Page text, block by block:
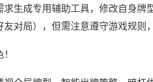
生成专用辅助工具，修改自身牌
对局），但需注意遵守游戏规则